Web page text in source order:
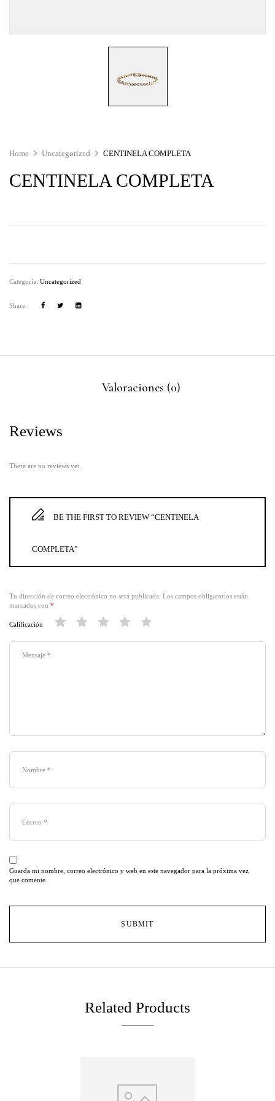
Home Uncategorized CENTINELA COMPLETA
CENTINELA COMPLETA
Categoría: Uncategorized
Share :
Valoraciones (0)
Reviews
There are no reviews yet.
BE THE FIRST TO REVIEW “CENTINELA
COMPLETA”
Tu dirección de correo electrónico no será publicada. Los campos obligatorios están
marcados con *
Calificación
Guarda mi nombre, correo electrónico y web en este navegador para la próxima vez
que comente.
Related Products